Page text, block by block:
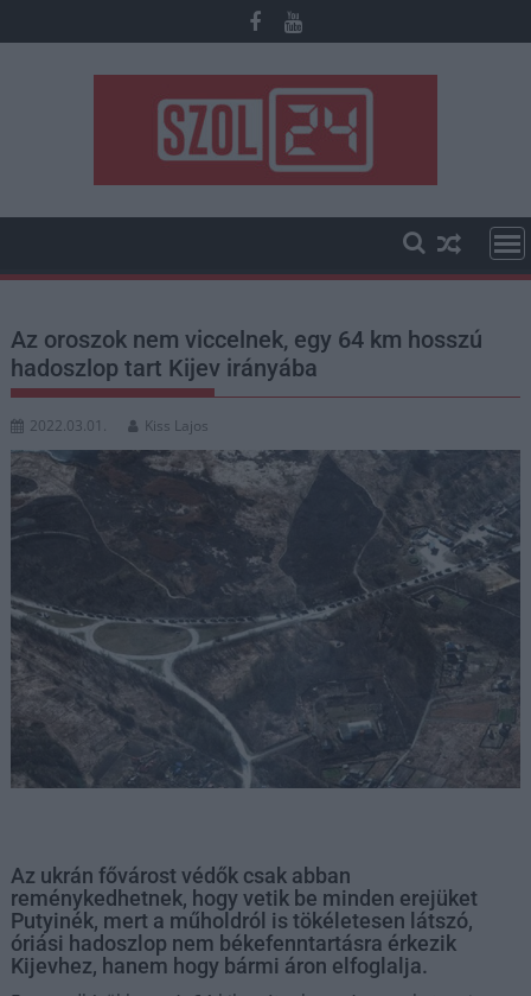
to
Az oroszok nem viccelnek, egy 64 km hosszú
hadoszlop tart Kijev irányába
2022.03.01. Kiss Lajos
Az ukrán fővárost védők csak abban
reménykedhetnek, hogy vetik be minden erejüket
Putyinék, mert a műholdról is tökéletesen látszó,
óriási hadoszlop nem békefenntartásra érkezik
Kijevhez, hanem hogy bármi áron elfoglalja.